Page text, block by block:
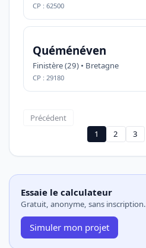
CP : 62500
Quéménéven
Finistère (29) • Bretagne
CP : 29180
Précédent
1
2 3
Essaie le calculateur
Gratuit, anonyme, sans inscription.
Simuler mon projet